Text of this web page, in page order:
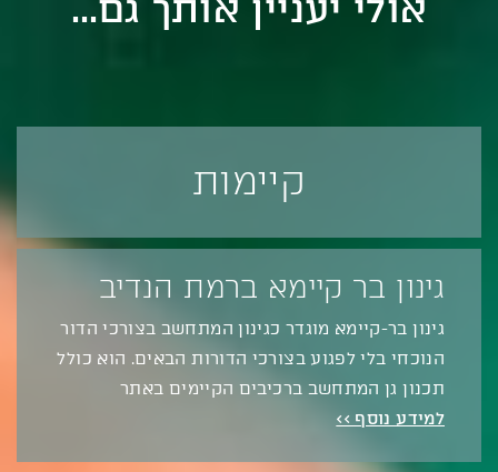
קיימות
גינון בר קיימא ברמת הנדיב
גינון בר-קיימא מוגדר כגינון המתחשב בצורכי הדור
הנוכחי בלי לפגוע בצורכי הדורות הבאים. הוא כולל
תכנון גן המתחשב ברכיבים הקיימים באתר
למידע נוסף >>